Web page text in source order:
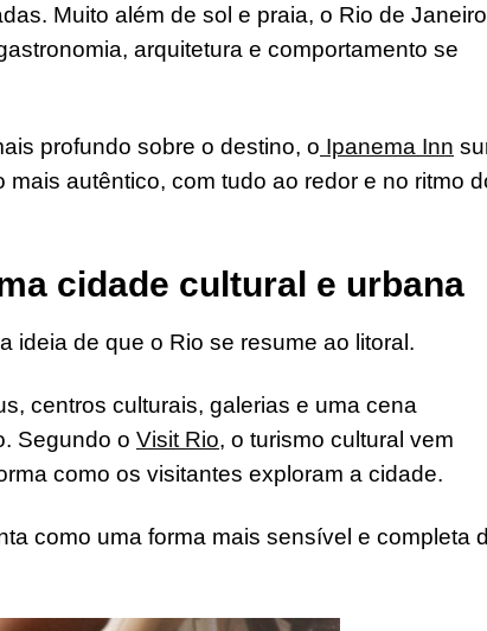
Muito além de sol e praia, o Rio de Janeiro
arquitetura e comportamento se
profundo sobre o destino, o Ipanema Inn
autêntico, com tudo ao redor e no ritmo
cidade cultural e urbana
ideia de que o Rio se resume ao litoral.
centros culturais, galerias e uma cena
Segundo o Visit Rio, o turismo cultural vem
como os visitantes exploram a cidade.
como uma forma mais sensível e completa